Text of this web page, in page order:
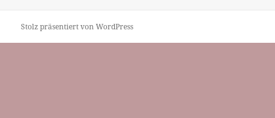
Stolz präsentiert von WordPress